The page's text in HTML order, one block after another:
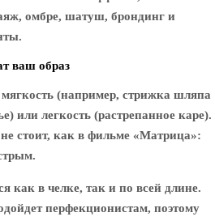
омбре, шатуш, брондинг и
ваш образ
(например, стрижка шляпа
или легкость (растрепанное каре).
стоит, как в фильме «Матрица»:
как в челке, так и по всей длине.
перфекционистам, поэтому